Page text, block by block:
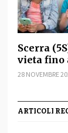
Scerra
vieta fino
28 NOVEMBRE
ARTICOLI